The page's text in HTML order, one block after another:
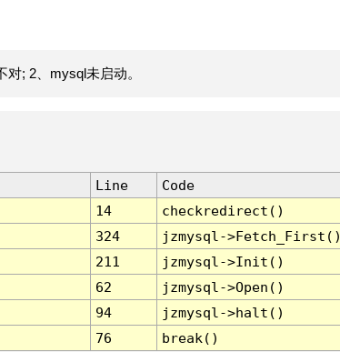
; 2、mysql未启动。
Line
Code
14
checkredirect()
324
jzmysql-
211
jzmysql->Init()
62
jzmysql->Open()
94
jzmysql->halt()
76 break()